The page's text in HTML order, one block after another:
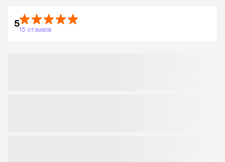
5
15 отзывов